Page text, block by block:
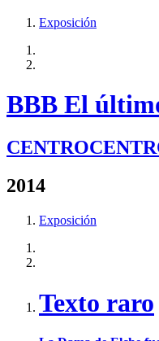
Exposición
BBB El
2014
Exposición
Texto raro